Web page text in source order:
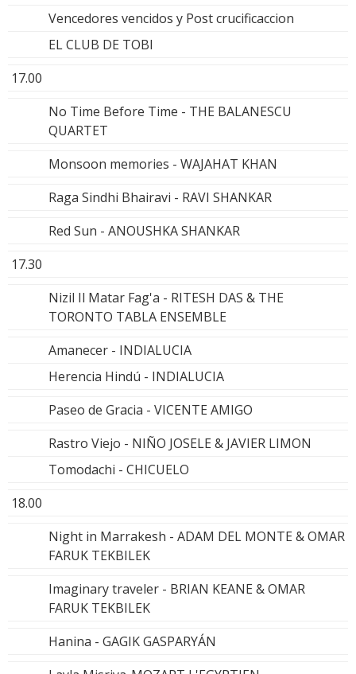
Vencedores vencidos y Post crucificaccion
EL CLUB DE TOBI
17.00
No Time Before Time - THE BALANESCU
QUARTET
Monsoon memories - WAJAHAT KHAN
Raga Sindhi Bhairavi - RAVI SHANKAR
Red Sun - ANOUSHKA SHANKAR
17.30
Nizil Il Matar Fag'a - RITESH DAS & THE
TORONTO TABLA ENSEMBLE
Amanecer - INDIALUCIA
Herencia Hindú - INDIALUCIA
Paseo de Gracia - VICENTE AMIGO
Rastro Viejo - NIÑO JOSELE & JAVIER LIMON
Tomodachi - CHICUELO
18.00
Night in Marrakesh - ADAM DEL MONTE & OMAR
FARUK TEKBILEK
Imaginary traveler - BRIAN KEANE & OMAR
FARUK TEKBILEK
Hanina - GAGIK GASPARYÁN